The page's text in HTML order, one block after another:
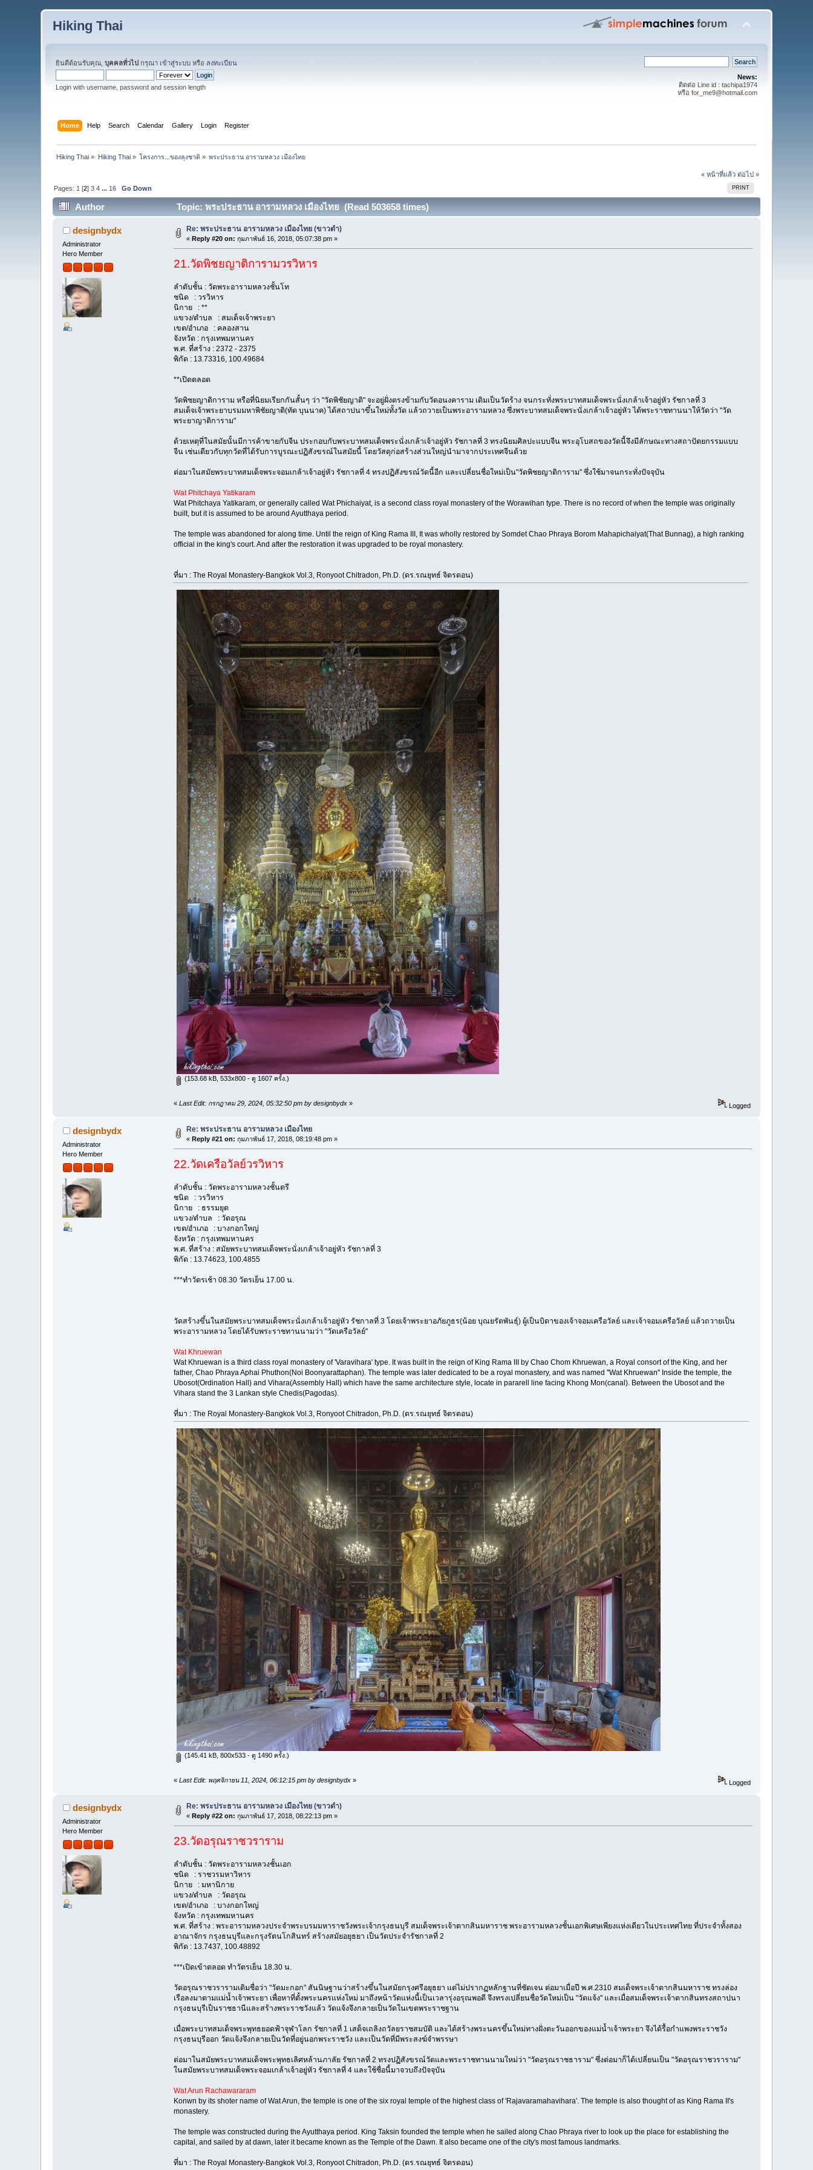
Hiking Thai
ยินดีต้อนรับคุณ,บุคคลทั่วไป กรุณา เข้าสู่ระบบ หรือ ลงทะเบียน
Login with username, password and session length
News:
ติดต่อ Line id : tachipa1974
หรือ for_me9@hotmail.com
Home Help Search Calendar Gallery Login Register
Hiking Thai » Hiking Thai» โครงการ...ของลุงชาติ » พระประธาน อารามหลวง เมืองไทย
« หน้าที่แล้ว ต่อไป »
PRINT
Pages: 1 [2]3 4 ... 16 Go Down
Author Topic: พระประธาน อารามหลวง เมืองไทย (Read 503658 times)
designbydx
Administrator
Hero Member
Re: พระประธาน อารามหลวง เมืองไทย (ขาวดำ)
« Reply #20 on: กุมภาพันธ์ 16, 2018, 05:07:38 pm »
21.วัดพิชยญาติการามวรวิหาร
ลำดับชั้น : วัดพระอารามหลวงชั้นโท
ชนิด : วรวิหาร
นิกาย : **
แขวง/ตำบล : สมเด็จเจ้าพระยา
เขต/อำเภอ : คลองสาน
จังหวัด : กรุงเทพมหานคร
พ.ศ. ที่สร้าง : 2372 - 2375
พิกัด : 13.73316, 100.49684
**เปิดตลอด
วัดพิชยญาติการาม หรือที่นิยมเรียกกันสั้นๆ ว่า "วัดพิชัยญาติ" จะอยู่ฝั่งตรงข้ามกับวัดอนงคาราม เดิมเป็นวัดร้าง จนกระทั่งพระบาทสมเด็จพระนั่งเกล้าเจ้าอยู่หัว รัชกาลที่ 3
สมเด็จเจ้าพระยาบรมมหาพิชัยญาติ(ทัด บุนนาค) ได้สถาปนาขึ้นใหม่ทั้งวัด แล้วถวายเป็นพระอารามหลวง ซึ่งพระบาทสมเด็จพระนั่งเกล้าเจ้าอยู่หัว ได้พระราชทานนาให้วัดว่า "วัด
พระยาญาติการาม"
ด้วยเหตุที่ในสมัยนั้นมีการค้าขายกับจีน ประกอบกับพระบาทสมเด็จพระนั่งเกล้าเจ้าอยู่หัว รัชกาลที่ 3 ทรงนิยมศิลปะแบบจีน พระอุโบสถของวัดนี้จึงมีลักษณะทางสถาปัตยกรรมแบบ
จีน เช่นเดียวกับทุกวัดที่ได้รับการบูรณะปฏิสังขรณ์ในสมัยนี้ โดยวัสดุก่อสร้างส่วนใหญ่นำมาจากประเทศจีนด้วย
ต่อมาในสมัยพระบาทสมเด็จพระจอมเกล้าเจ้าอยู่หัว รัชกาลที่ 4 ทรงปฏิสังขรณ์วัดนี้อีก และเปลี่ยนชื่อใหม่เป็น"วัดพิชยญาติการาม" ซึ่งใช้มาจนกระทั่งปัจจุบัน
Wat Phitchaya Yatikaram
Wat Phitchaya Yatikaram, or generally called Wat Phichaiyat, is a second class royal monastery of the Worawihan type. There is no record of when the temple was originally
built, but it is assumed to be around Ayutthaya period.
The temple was abandoned for along time. Until the reign of King Rama III, It was wholly restored by Somdet Chao Phraya Borom Mahapichaiyat(That Bunnag), a high ranking
official in the king's court. And after the restoration it was upgraded to be royal monastery.
ที่มา : The Royal Monastery-Bangkok Vol.3, Ronyoot Chitradon, Ph.D. (ดร.รณยุทธ์ จิตรดอน)
(153.68 kB, 533x800 - ดู 1607 ครั้ง.)
« Last Edit: กรกฎาคม 29, 2024, 05:32:50 pm by designbydx» Logged
designbydx
Administrator
Hero Member
Re: พระประธาน อารามหลวง เมืองไทย
« Reply #21 on: กุมภาพันธ์ 17, 2018, 08:19:48 pm »
22.วัดเครือวัลย์วรวิหาร
ลำดับชั้น : วัดพระอารามหลวงชั้นตรี
ชนิด : วรวิหาร
นิกาย : ธรรมยุต
แขวง/ตำบล : วัดอรุณ
เขต/อำเภอ : บางกอกใหญ่
จังหวัด : กรุงเทพมหานคร
พ.ศ. ที่สร้าง : สมัยพระบาทสมเด็จพระนั่งเกล้าเจ้าอยู่หัว รัชกาลที่ 3
พิกัด : 13.74623, 100.4855
***ทำวัตรเช้า 08.30 วัตรเย็น 17.00 น.
วัดสร้างขึ้นในสมัยพระบาทสมเด็จพระนั่งเกล้าเจ้าอยู่หัว รัชกาลที่ 3 โดยเจ้าพระยาอภัยภูธร(น้อย บุณยรัตพันธุ์) ผู้เป็นบิดาของเจ้าจอมเครือวัลย์ และเจ้าจอมเครือวัลย์ แล้วถวายเป็น
พระอารามหลวง โดยได้รับพระราชทานนามว่า "วัดเครือวัลย์"
Wat Khruewan
Wat Khruewan is a third class royal monastery of 'Varavihara' type. It was built in the reign of King Rama III by Chao Chom Khruewan, a Royal consort of the King, and her
father, Chao Phraya Aphai Phuthon(Noi Boonyarattaphan). The temple was later dedicated to be a royal monastery, and was named ''Wat Khruewan'' Inside the temple, the
Ubosot(Ordination Hall) and Vihara(Assembly Hall) which have the same architecture style, locate in pararell line facing Khong Mon(canal). Between the Ubosot and the
Vihara stand the 3 Lankan style Chedis(Pagodas).
ที่มา : The Royal Monastery-Bangkok Vol.3, Ronyoot Chitradon, Ph.D. (ดร.รณยุทธ์ จิตรดอน)
(145.41 kB, 800x533 - ดู 1490 ครั้ง.)
« Last Edit: พฤศจิกายน 11, 2024, 06:12:15 pm by designbydx» Logged
designbydx
Administrator
Hero Member
Re: พระประธาน อารามหลวง เมืองไทย (ขาวดำ)
« Reply #22 on: กุมภาพันธ์ 17, 2018, 08:22:13 pm »
23.วัดอรุณราชวราราม
ลำดับชั้น : วัดพระอารามหลวงชั้นเอก
ชนิด : ราชวรมหาวิหาร
นิกาย : มหานิกาย
แขวง/ตำบล : วัดอรุณ
เขต/อำเภอ : บางกอกใหญ่
จังหวัด : กรุงเทพมหานคร
พ.ศ. ที่สร้าง : พระอารามหลวงประจำพระบรมมหาราชวังพระเจ้ากรุงธนบุรี สมเด็จพระเจ้าตากสินมหาราช พระอารามหลวงชั้นเอกพิเศษเพียงแห่งเดียวในประเทศไทย ที่ประจำทั้งสอง
อาณาจักร กรุงธนบุรีและกรุงรัตนโกสินทร์ สร้างสมัยอยุธยา เป็นวัดประจำรัชกาลที่ 2
พิกัด : 13.7437, 100.48892
***เปิดเข้าตลอด ทำวัตรเย็น 18.30 น.
วัดอรุณราชวรารามเดิมชื่อว่า "วัดมะกอก" สันนิษฐานว่าสร้างขึ้นในสมัยกรุงศรีอยุธยา แต่ไม่ปรากฏหลักฐานที่ชัดเจน ต่อมาเมื่อปี พ.ศ.2310 สมเด็จพระเจ้าตากสินมหาราช ทรงล่อง
เรือลงมาตามแม่น้ำเจ้าพระยา เพื่อหาที่ตั้งพระนครแห่งใหม่ มาถึงหน้าวัดแห่งนี้เป็นเวลารุ่งอรุณพอดี จึงทรงเปลี่ยนชื่อวัดใหม่เป็น "วัดแจ้ง" และเมื่อสมเด็จพระเจ้าตากสินทรงสถาปนา
กรุงธนบุรีเป็นราชธานีและสร้างพระราชวังแล้ว วัดแจ้งจึงกลายเป็นวัดในเขตพระราชฐาน
เมื่อพระบาทสมเด็จพระพุทธยอดฟ้าจุฬาโลก รัชกาลที่ 1 เสด็จเถลิงถวัลยราชสมบัติ และได้สร้างพระนครขึ้นใหม่ทางฝั่งตะวันออกของแม่น้ำเจ้าพระยา จึงได้รื้อกำแพงพระราชวัง
กรุงธนบุรีออก วัดแจ้งจึงกลายเป็นวัดที่อยู่นอกพระราชวัง และเป็นวัดที่มีพระสงฆ์จำพรรษา
ต่อมาในสมัยพระบาทสมเด็จพระพุทธเลิศหล้านภาลัย รัชกาลที่ 2 ทรงปฏิสังขรณ์วัดและพระราชทานนามใหม่ว่า "วัดอรุณราชธาราม" ซึ่งต่อมาก็ได้เปลี่ยนเป็น "วัดอรุณราชวราราม"
ในสมัยพระบาทสมเด็จพระจอมเกล้าเจ้าอยู่หัว รัชกาลที่ 4 และใช้ชื่อนี้มาจวบถึงปัจจุบัน
Wat Arun Rachawararam
Konwn by its shoter name of Wat Arun, the temple is one of the six royal temple of the highest class of 'Rajavaramahavihara'. The temple is also thought of as King Rama II's
monastery.
The temple was constructed during the Ayutthaya period. King Taksin founded the temple when he sailed along Chao Phraya river to look up the place for establishing the
capital, and sailed by at dawn, later it became known as the Temple of the Dawn. It also became one of the city's most famous landmarks.
ที่มา : The Royal Monastery-Bangkok Vol.3, Ronyoot Chitradon, Ph.D. (ดร.รณยุทธ์ จิตรดอน)